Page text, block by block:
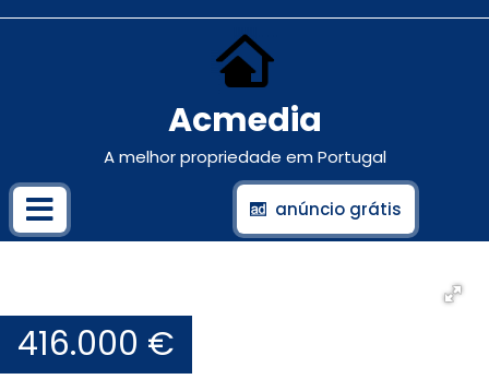
Acmedia
A melhor propriedade em Portugal
anúncio grátis
416.000 €